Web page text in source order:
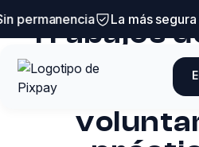
permanencia La más segura
Trucos y
Trabajos
para
de 15